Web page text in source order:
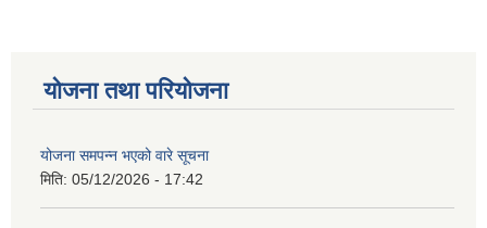
योजना तथा परियोजना
योजना समपन्न भएको वारे सूचना
मिति: 05/12/2026 - 17:42